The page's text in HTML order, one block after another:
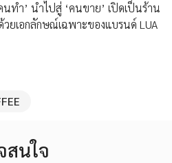
ทำ’ นำไปสู่ ‘คนขาย’ เปิดเป็นร้าน
ยเอกลักษณ์เฉพาะของแบรนด์ LUA
สนใจ